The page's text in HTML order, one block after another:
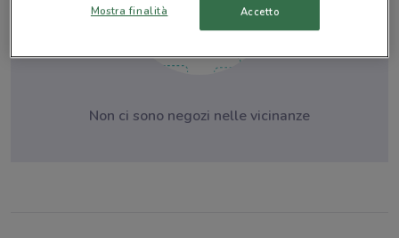
Non ci sono negozi nelle vicinanze
Mostra finalità Accetto